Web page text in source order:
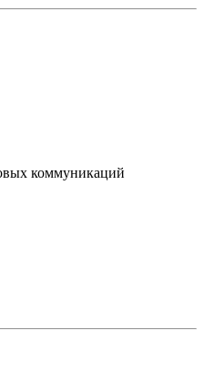
коммуникаций